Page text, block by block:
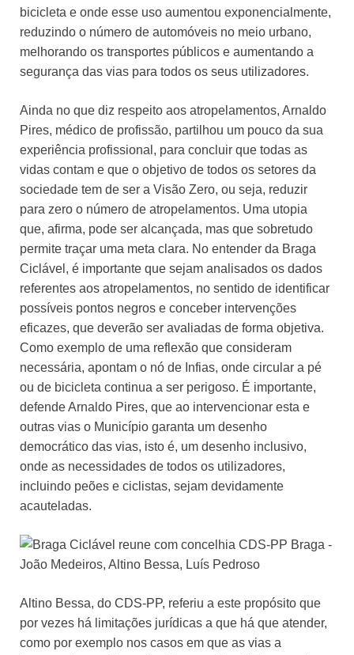
bicicleta e onde esse uso aumentou exponencialmente,
reduzindo o número de automóveis no meio urbano,
melhorando os transportes públicos e aumentando a
segurança das vias para todos os seus utilizadores.
Ainda no que diz respeito aos atropelamentos, Arnaldo
Pires, médico de profissão, partilhou um pouco da sua
experiência profissional, para concluir que todas as
vidas contam e que o objetivo de todos os setores da
sociedade tem de ser a Visão Zero, ou seja, reduzir
para zero o número de atropelamentos. Uma utopia
que, afirma, pode ser alcançada, mas que sobretudo
permite traçar uma meta clara. No entender da Braga
Ciclável, é importante que sejam analisados os dados
referentes aos atropelamentos, no sentido de identificar
possíveis pontos negros e conceber intervenções
eficazes, que deverão ser avaliadas de forma objetiva.
Como exemplo de uma reflexão que consideram
necessária, apontam o nó de Infias, onde circular a pé
ou de bicicleta continua a ser perigoso. É importante,
defende Arnaldo Pires, que ao intervencionar esta e
outras vias o Município garanta um desenho
democrático das vias, isto é, um desenho inclusivo,
onde as necessidades de todos os utilizadores,
incluindo peões e ciclistas, sejam devidamente
acauteladas.
Altino Bessa, do CDS-PP, referiu a este propósito que
por vezes há limitações jurídicas a que há que atender,
como por exemplo nos casos em que as vias a